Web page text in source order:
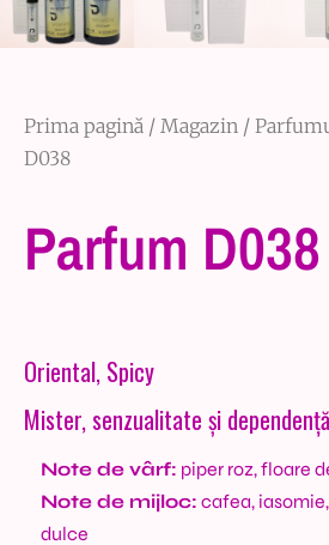
Prima pagină / Magazin /
D038
Parfum D038
Oriental, Spicy
Mister, senzualitate și
Note de vârf: piper roz, floare
Note de mijloc: cafea,
dulce